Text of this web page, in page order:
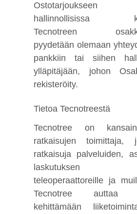
Ostotarjoukseen
hallinnollisissa
Tecnotreen
pyydetään olemaan
pankkiin tai siihen
ylläpitäjään, johon
rekisteröity.
Tietoa Tecnotreestä
Tecnotree on
ratkaisujen toimittaja,
ratkaisuja palveluiden,
laskutuksen
teleoperaattoreille ja
Tecnotree auttaa
kehittämään